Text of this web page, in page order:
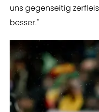
uns gegenseitig
besser."